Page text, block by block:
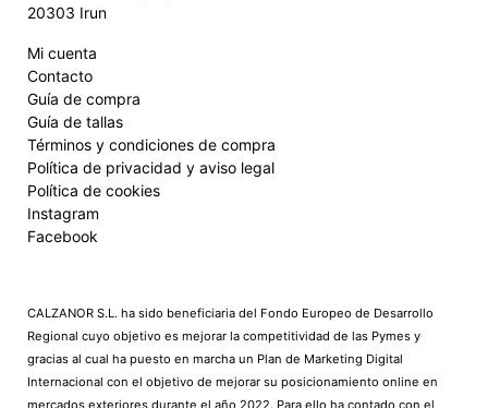
20303 Irun
Mi cuenta
Contacto
Guía de compra
Guía de tallas
Términos y condiciones de compra
Política de privacidad y aviso legal
Política de cookies
Instagram
Facebook
CALZANOR S.L. ha sido beneficiaria del Fondo Europeo de Desarrollo
Regional cuyo objetivo es mejorar la competitividad de las Pymes y
gracias al cual ha puesto en marcha un Plan de Marketing Digital
Internacional con el objetivo de mejorar su posicionamiento online en
mercados exteriores durante el año 2022. Para ello ha contado con el